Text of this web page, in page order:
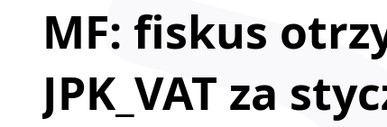
MF: fiskus
JPK_VAT za